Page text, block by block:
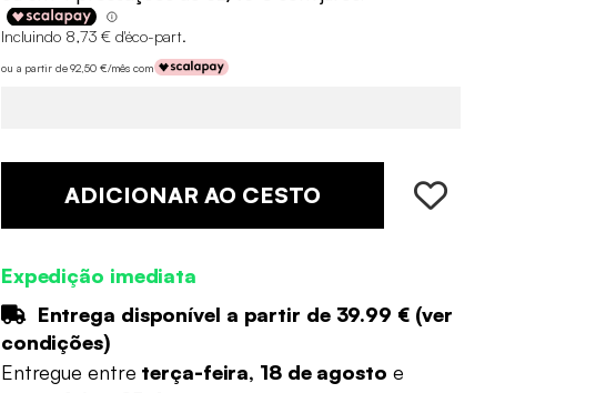
Incluindo 8,73 € d'éco-part.
ou a partir de 92,50 €/mês com
ADICIONAR AO CESTO
Expedição imediata
Entrega disponível a partir de 39.99 €(ver
condições)
Entregue entre terça-feira, 18 de agosto e